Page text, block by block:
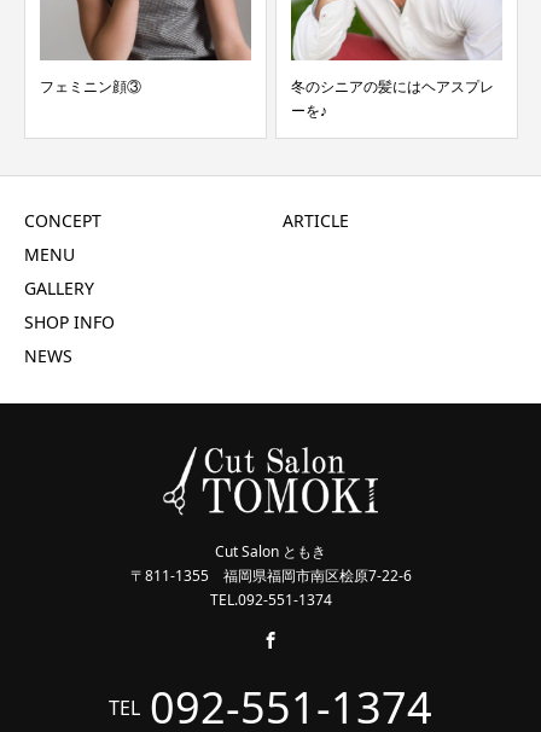
フェミニン顔③
冬のシニアの髪にはヘアスプレ
ーを♪
CONCEPT
MENU
GALLERY
SHOP INFO
NEWS
ARTICLE
Cut Salon ともき
〒811-1355 福岡県福岡市南区桧原7-22-6
TEL.092-551-1374
TEL 092-551-1374